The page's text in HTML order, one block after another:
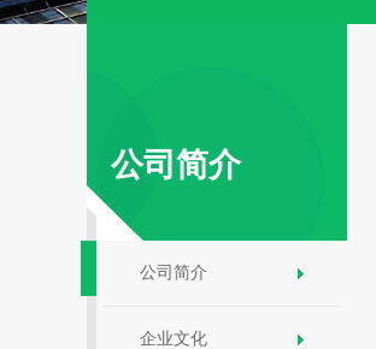
公司简介
公司简介
企业文化